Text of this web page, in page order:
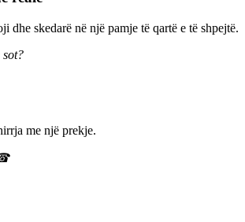
dhe skedarë në një pamje të qartë e të shpejtë.
sot?
me një prekje.